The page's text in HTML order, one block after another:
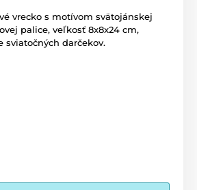
vrecko s motívom svätojánskej
palice, veľkosť 8x8x24 cm,
sviatočných darčekov.